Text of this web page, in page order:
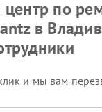
по
в
и мы вам